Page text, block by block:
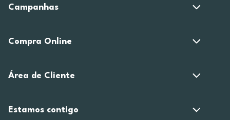
Campanhas
Compra Online
Área de Cliente
Estamos contigo